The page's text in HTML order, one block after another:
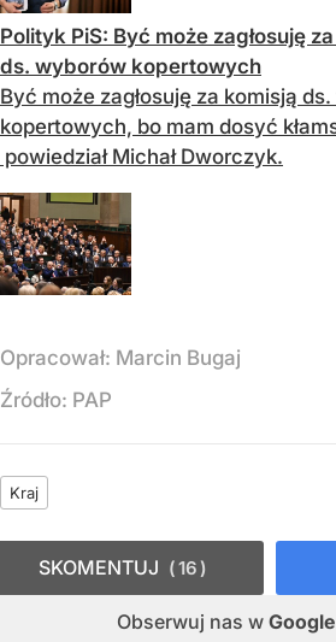
Polityk PiS: Być może zagłosuję
ds. wyborów kopertowych
Być może zagłosuję za komisją
kopertowych, bo mam dosyć
powiedział Michał Dworczyk.
Opracował: Marcin Bugaj
Źródło: PAP
Kraj
Obserwuj nas w
SKOMENTUJ 16